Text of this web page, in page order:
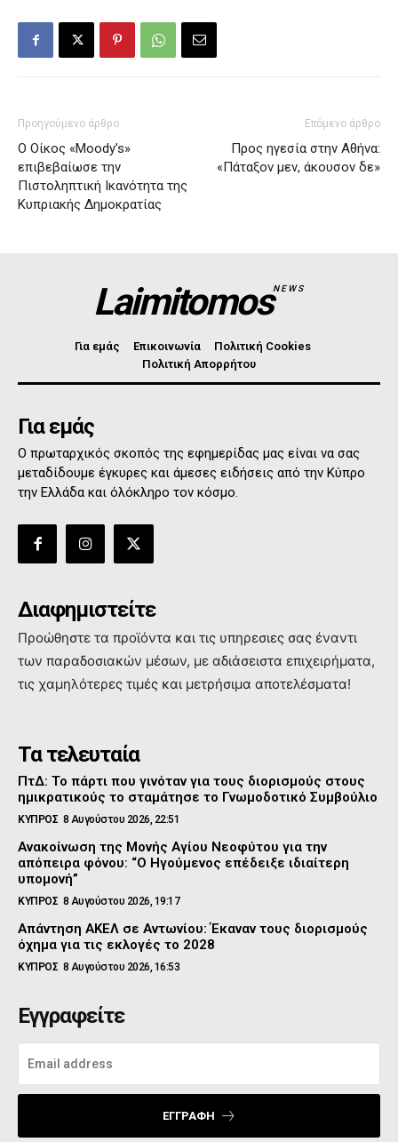
Προηγούμενο άρθρο
Ο Οίκος «Moody’s»
επιβεβαίωσε την
Πιστοληπτική Ικανότητα της
Κυπριακής Δημοκρατίας
Επόμενο άρθρο
Προς ηγεσία στην Αθήνα:
«Πάταξον μεν, άκουσον δε»
LaimitomosNEWS
Για εμάς Επικοινωνία
Πολιτική Cookies
Πολιτική Απορρήτου
Για εμάς
Ο πρωταρχικός σκοπός της εφημερίδας μας είναι να σας
μεταδίδουμε έγκυρες και άμεσες ειδήσεις από την Κύπρο
την Ελλάδα και όλόκληρο τον κόσμο.
Διαφημιστείτε
Προώθηστε τα προϊόντα και τις υπηρεσιες σας έναντι
των παραδοσιακών μέσων, με αδιάσειστα επιχειρήματα,
τις χαμηλότερες τιμές και μετρήσιμα αποτελέσματα!
Τα τελευταία
ΠτΔ: Το πάρτι που γινόταν για τους διορισμούς στους
ημικρατικούς το σταμάτησε το Γνωμοδοτικό Συμβούλιο
ΚΥΠΡΟΣ 8 Αυγούστου 2026, 22:51
Ανακοίνωση της Μονής Αγίου Νεοφύτου για την
απόπειρα φόνου: “Ο Ηγούμενος επέδειξε ιδιαίτερη
υπομονή”
ΚΥΠΡΟΣ 8 Αυγούστου 2026, 19:17
Απάντηση ΑΚΕΛ σε Αντωνίου: Έκαναν τους διορισμούς
όχημα για τις εκλογές το 2028
ΚΥΠΡΟΣ 8 Αυγούστου 2026, 16:53
Εγγραφείτε
ΕΓΓΡΑΦΉ